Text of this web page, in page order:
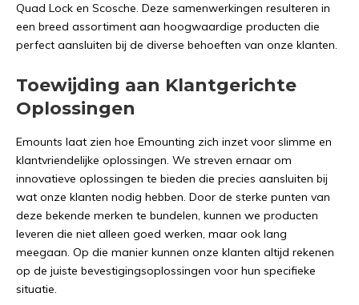
Quad Lock en Scosche. Deze samenwerkingen resulteren in
een breed assortiment aan hoogwaardige producten die
perfect aansluiten bij de diverse behoeften van onze klanten.
Toewijding aan Klantgerichte
Oplossingen
Emounts laat zien hoe Emounting zich inzet voor slimme en
klantvriendelijke oplossingen. We streven ernaar om
innovatieve oplossingen te bieden die precies aansluiten bij
wat onze klanten nodig hebben. Door de sterke punten van
deze bekende merken te bundelen, kunnen we producten
leveren die niet alleen goed werken, maar ook lang
meegaan. Op die manier kunnen onze klanten altijd rekenen
op de juiste bevestigingsoplossingen voor hun specifieke
situatie.